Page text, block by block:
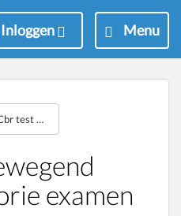
M
e
Menu
Inloggen
Cbr test bewegend beeld theorie examen
examen